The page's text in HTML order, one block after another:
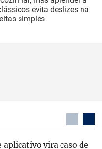
evita deslizes na
simples
aplicativo vira caso de